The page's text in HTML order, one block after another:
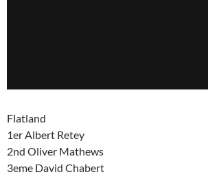
Flatland
1er Albert Retey
2nd Oliver Mathews
3eme David Chabert